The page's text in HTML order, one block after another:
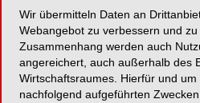
41468 Neuss
Karte
Wir übermitteln Daten an
Webangebot zu verbessern und
Zusammenhang werden auch
angereichert, auch außerhalb des
Wirtschaftsraumes. Hierfür und
nachfolgend aufgeführten